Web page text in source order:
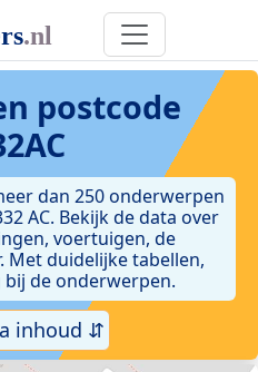
postcode
dan 250 onderwerpen
AC. Bekijk de data over
voertuigen, de
Met duidelijke tabellen,
de onderwerpen.
inhoud ⇵